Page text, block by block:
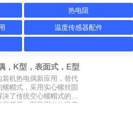
热电阻
温度传感器配件
，K型，表面式，E型
热电偶新应用，替代
螺帽式，采用实心螺丝固
决了传统空心螺帽式的牙
易断牙，而且测出的温度